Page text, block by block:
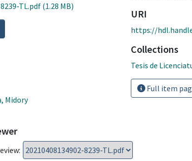
TL.pdf (1.28 MB)
Midory
URI
https://
Collections
Tesis de
Full item